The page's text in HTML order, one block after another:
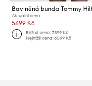
Bavlněná bunda Tommy
Aktuální cena:
5699 Kč
Běžná cena:7399 Kč
Nejnižší cena:6099 Kč